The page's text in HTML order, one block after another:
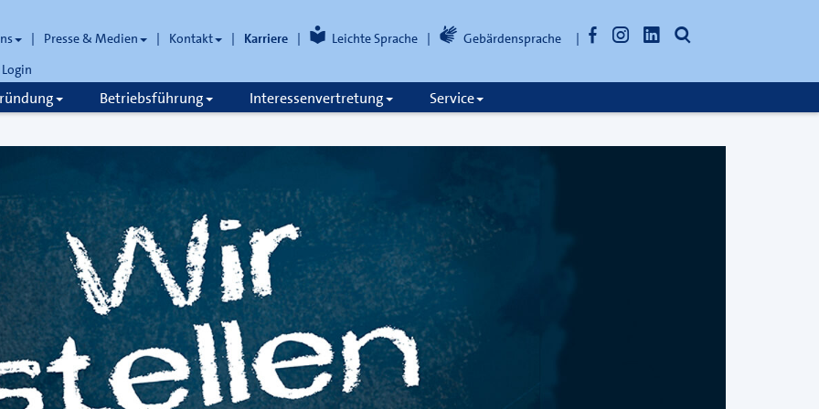
Presse & Medien Kontakt Karriere Leichte Sprache Gebärdensprache FacebookInstagramLinkedInSuche
Login
Betriebsführung Interessenvertretung Service